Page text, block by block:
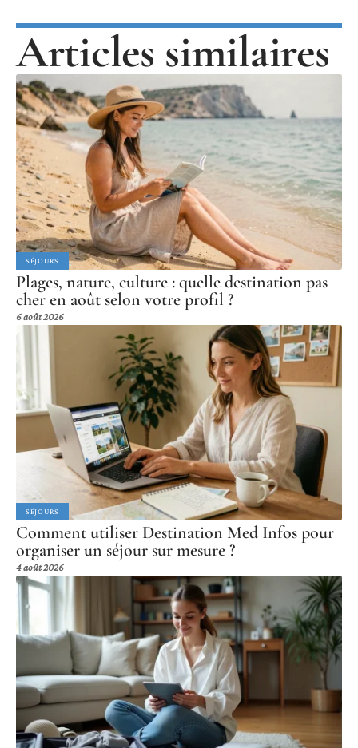
Articles similaires
SÉJOURS
Plages, nature, culture : quelle destination pas
cher en août selon votre profil ?
6 août 2026
SÉJOURS
Comment utiliser Destination Med Infos pour
organiser un séjour sur mesure ?
4 août 2026